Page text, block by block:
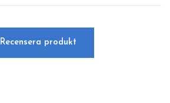
Recensera produkt